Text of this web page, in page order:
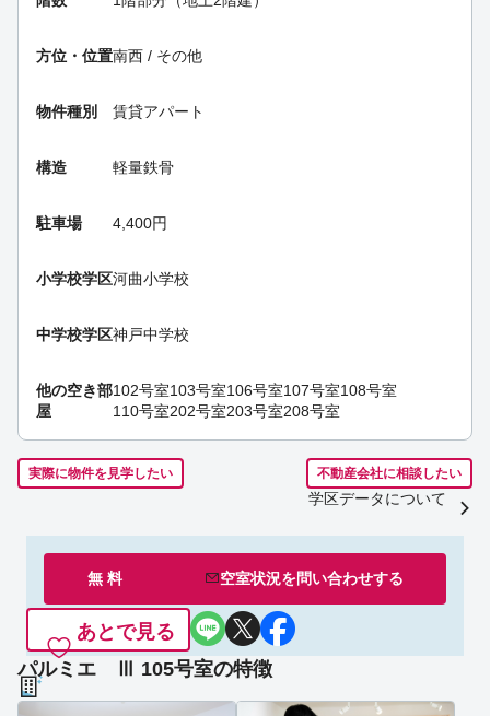
方位・位置南西 / その他
物件種別 賃貸アパート
構造 軽量鉄骨
駐車場 4,400円
小学校学区河曲小学校
中学校学区神戸中学校
他の空き部
屋
102号室103号室106号室107号室108号室
110号室202号室203号室208号室
実際に物件を見学したい 不動産会社に相談したい
学区データについて
無 料 空室状況を問い合わせする
あとで見る
パルミエ Ⅲ 105号室の特徴